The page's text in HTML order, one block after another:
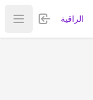
الراقية تسجيل
عرض